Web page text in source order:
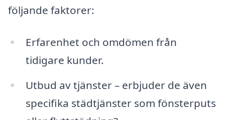
följande faktorer:
Erfarenhet och omdömen från
tidigare kunder.
Utbud av tjänster – erbjuder de även
specifika städtjänster som fönsterputs